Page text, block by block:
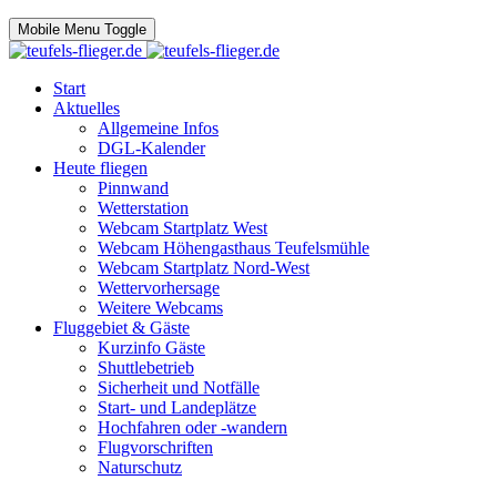
Mobile Menu Toggle
Start
Aktuelles
Allgemeine Infos
DGL-Kalender
Heute fliegen
Pinnwand
Wetterstation
Webcam Startplatz West
Webcam Höhengasthaus Teufelsmühle
Webcam Startplatz Nord-West
Wettervorhersage
Weitere Webcams
Fluggebiet & Gäste
Kurzinfo Gäste
Shuttlebetrieb
Sicherheit und Notfälle
Start- und Landeplätze
Hochfahren oder -wandern
Flugvorschriften
Naturschutz